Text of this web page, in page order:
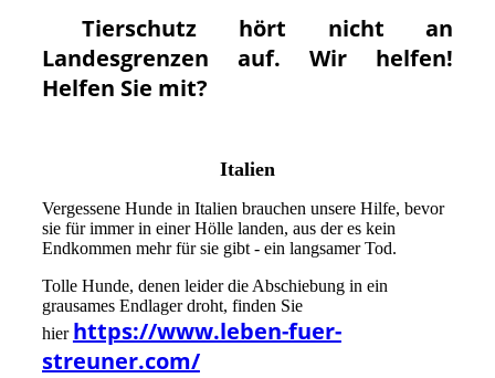
Tierschutz hört nicht an
Landesgrenzen auf. Wir helfen!
Helfen Sie mit?
Italien
Vergessene Hunde in Italien brauchen unsere Hilfe, bevor
sie für immer in einer Hölle landen, aus der es kein
Endkommen mehr für sie gibt - ein langsamer Tod.
Tolle Hunde, denen leider die Abschiebung in ein
grausames Endlager droht, finden Sie
hier https://www.leben-fuer-
streuner.com/